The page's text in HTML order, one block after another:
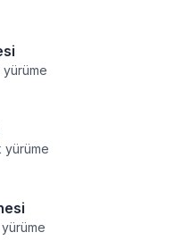
yürüme